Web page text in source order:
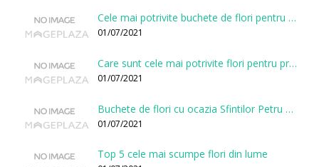
Cele mai potrivite buchete de flori pentru onomastici
01/07/2021
Care sunt cele mai potrivite flori pentru prima intalnire?
01/07/2021
Buchete de flori cu ocazia Sfintilor Petru si Pavel
01/07/2021
Top 5 cele mai scumpe flori din lume